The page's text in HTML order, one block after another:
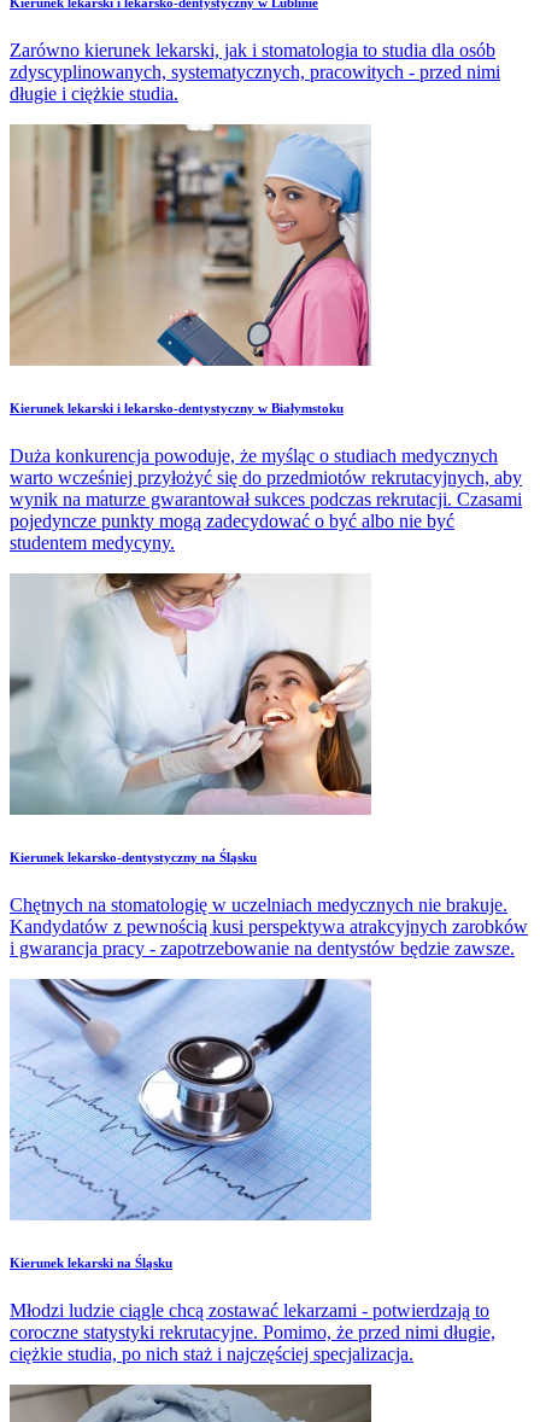
Zarówno kierunek lekarski, jak i stomatologia to studia dla osób
zdyscyplinowanych, systematycznych, pracowitych - przed nimi
długie i ciężkie studia.
​Kierunek lekarski i lekarsko-dentystyczny w Białymstoku
Duża konkurencja powoduje, że myśląc o studiach medycznych
warto wcześniej przyłożyć się do przedmiotów rekrutacyjnych, aby
wynik na maturze gwarantował sukces podczas rekrutacji. Czasami
pojedyncze punkty mogą zadecydować o być albo nie być
studentem medycyny.
​Kierunek lekarsko-dentystyczny na Śląsku
Chętnych na stomatologię w uczelniach medycznych nie brakuje.
Kandydatów z pewnością kusi perspektywa atrakcyjnych zarobków
i gwarancja pracy - zapotrzebowanie na dentystów będzie zawsze.
​Kierunek lekarski na Śląsku
Młodzi ludzie ciągle chcą zostawać lekarzami - potwierdzają to
coroczne statystyki rekrutacyjne. Pomimo, że przed nimi długie,
ciężkie studia, po nich staż i najczęściej specjalizacja.